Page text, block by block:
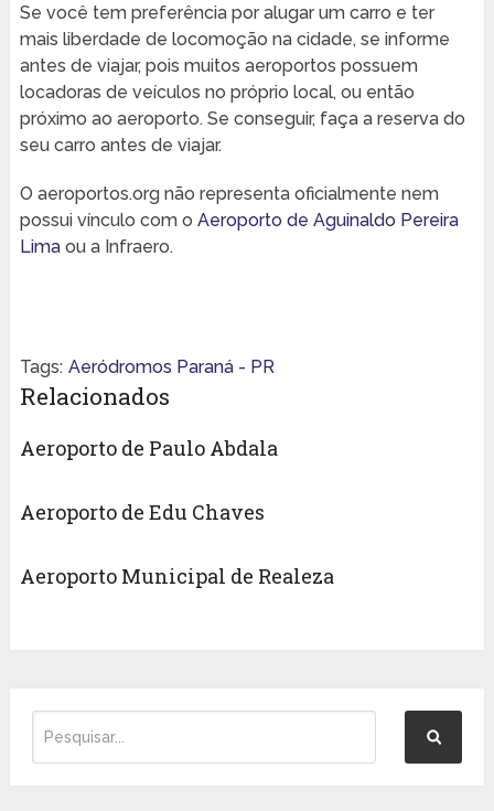
Se você tem preferência por alugar um carro e ter
mais liberdade de locomoção na cidade, se informe
antes de viajar, pois muitos aeroportos possuem
locadoras de veículos no próprio local, ou então
próximo ao aeroporto. Se conseguir, faça a reserva do
seu carro antes de viajar.
O aeroportos.org não representa oficialmente nem
possui vínculo com o Aeroporto de Aguinaldo Pereira
Limaou a Infraero.
Tags: Aeródromos Paraná - PR
Relacionados
Aeroporto de Paulo Abdala
Aeroporto de Edu Chaves
Aeroporto Municipal de Realeza